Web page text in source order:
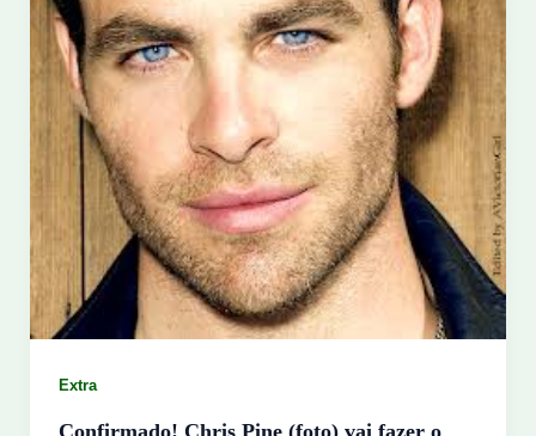
Extra
Confirmado! Chris Pine (foto) vai fazer o